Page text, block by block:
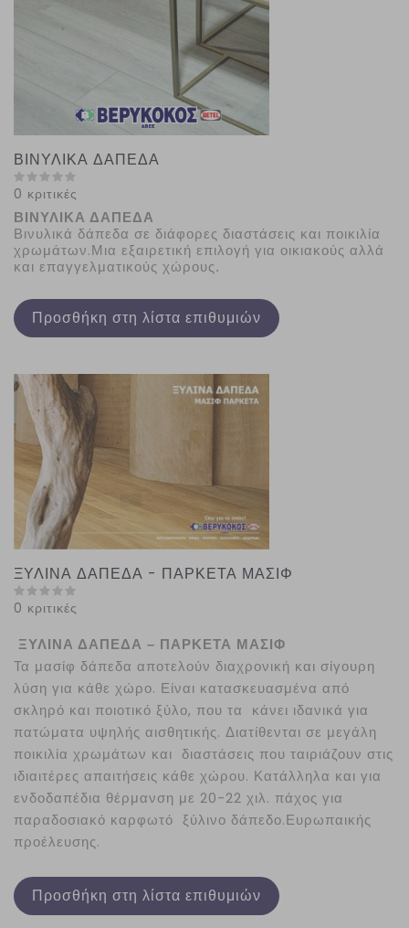
ΒΙΝΥΛΙΚΑ ΔΑΠΕΔΑ
0 κριτικές
ΒΙΝΥΛΙΚΑ ΔΑΠΕΔΑ
Βινυλικά δάπεδα σε διάφορες διαστάσεις και ποικιλία
χρωμάτων.Μια εξαιρετική επιλογή για οικιακούς αλλά
και επαγγελματικούς χώρους.
Προσθήκη στη λίστα επιθυμιών
ΞΥΛΙΝΑ ΔΑΠΕΔΑ - ΠΑΡΚΕΤΑ ΜΑΣΙΦ
0 κριτικές
ΞΥΛΙΝΑ ΔΑΠΕΔΑ – ΠΑΡΚΕΤΑ ΜΑΣΙΦ
Τα μασίφ δάπεδα αποτελούν διαχρονική και σίγουρη
λύση για κάθε χώρο. Είναι κατασκευασμένα από
σκληρό και ποιοτικό ξύλο, που τα κάνει ιδανικά για
πατώματα υψηλής αισθητικής. Διατίθενται σε μεγάλη
ποικιλία χρωμάτων και διαστάσεις που ταιριάζουν στις
ιδιαιτέρες απαιτήσεις κάθε χώρου. Κατάλληλα και για
ενδοδαπέδια θέρμανση με 20-22 χιλ. πάχος για
παραδοσιακό καρφωτό ξύλινο δάπεδο.Ευρωπαικής
προέλευσης.
Προσθήκη στη λίστα επιθυμιών